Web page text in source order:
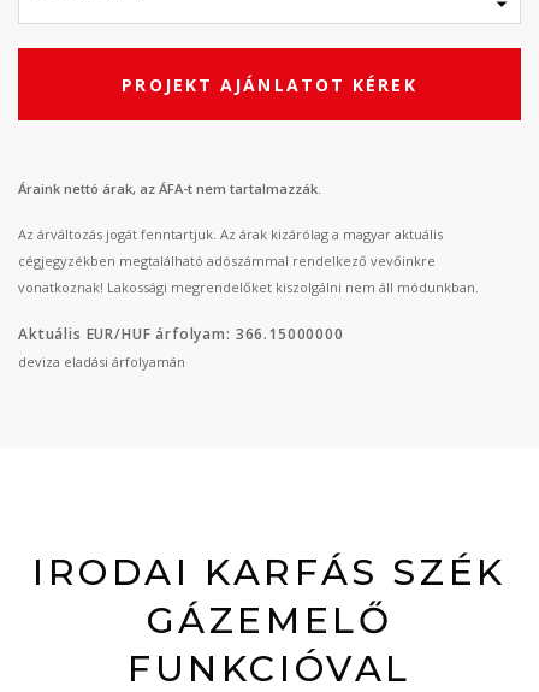
PROJEKT AJÁNLATOT KÉREK
Áraink nettó árak, az ÁFA-t nem tartalmazzák.
Az árváltozás jogát fenntartjuk. Az árak kizárólag a magyar aktuális
cégjegyzékben megtalálható adószámmal rendelkező vevőinkre
vonatkoznak! Lakossági megrendelőket kiszolgálni nem áll módunkban.
Aktuális EUR/HUF árfolyam: 366.15000000
deviza eladási árfolyamán
IRODAI KARFÁS SZÉK
GÁZEMELŐ
FUNKCIÓVAL